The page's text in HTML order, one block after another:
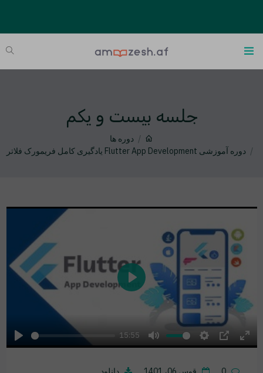
جلسه بیست و یکم
دوره ها
دوره آموزشی Flutter App Development یادگیری کامل فریمورک فلاتر
Play
15:55
Mute Settings
PIP
Play